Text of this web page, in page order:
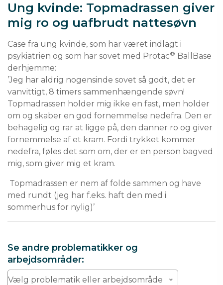
Ung kvinde: Topmadrassen giver
mig ro og uafbrudt nattesøvn
Case fra ung kvinde, som har været indlagt i
psykiatrien og som har sovet med Protac® BallBase
derhjemme:
’Jeg har aldrig nogensinde sovet så godt, det er
vanvittigt, 8 timers sammenhængende søvn!
Topmadrassen holder mig ikke en fast, men holder
om og skaber en god fornemmelse nedefra. Den er
behagelig og rar at ligge på, den danner ro og giver
fornemmelse af et kram. Fordi trykket kommer
nedefra, føles det som om, der er en person bagved
mig, som giver mig et kram.
Topmadrassen er nem af folde sammen og have
med rundt (jeg har f.eks. haft den med i
sommerhus for nylig)’
Se andre problematikker og
arbejdsområder:
Vælg problematik eller arbejdsområde